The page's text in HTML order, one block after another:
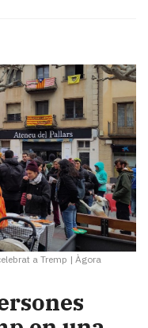
a Tremp | Àgora